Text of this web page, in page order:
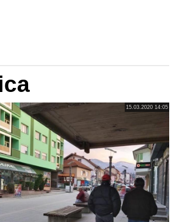
15.03.2020 14:05